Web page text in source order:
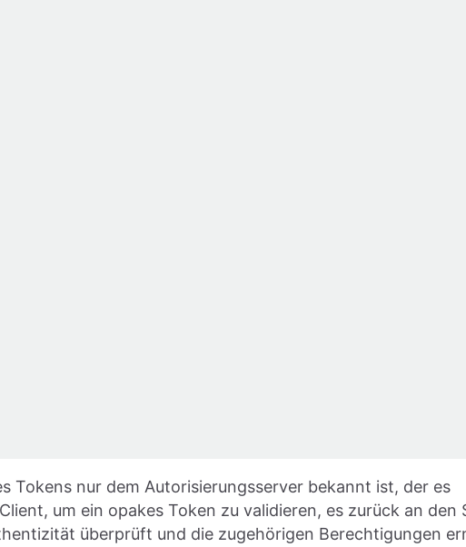
Tokens nur dem Autorisierungsserver bekannt ist, der es
um ein opakes Token zu validieren, es zurück an den
überprüft und die zugehörigen Berechtigungen